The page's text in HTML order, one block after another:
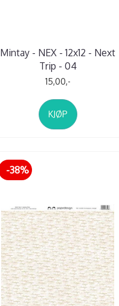
Mintay - NEX - 12x12 - Next
Trip - 04
15,00,-
KJØP
-38%